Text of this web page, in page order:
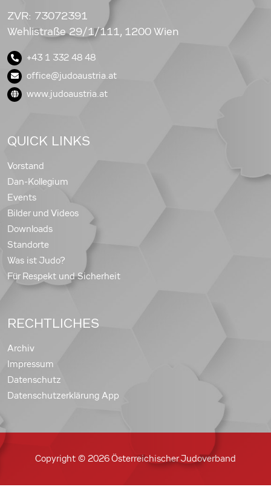
ZVR: 73072391
Wehlistraße 29/1/111, 1200 Wien
+43 1 332 48 48
office@judoaustria.at
www.judoaustria.at
QUICK LINKS
Vorstand
Dan-Kollegium
Events
Bilder und Videos
Downloads
Standorte
Was ist Judo?
Für Respekt und Sicherheit
RECHTLICHES
Archiv
Impressum
Datenschutz
Datenschutzerklärung App
Copyright © 2026 Österreichischer Judoverband